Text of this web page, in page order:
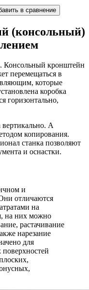
в сравнение
(консольный)
Консольный кронштейн
перемещаться в
которые
коробка
горизонтально,
А
копирования.
станка позволяют
и оснастки.
и
отличаются
на
на них можно
растачивание
нарезание
для